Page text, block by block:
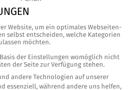
(1)
(2)
Website, um ein optimales Webseiten-
selbst entscheiden, welche Kategorien
möchten.
der Einstellungen womöglich nicht
der Seite zur Verfügung stehen.
andere Technologien auf unserer
essenziell, während andere uns helfen,